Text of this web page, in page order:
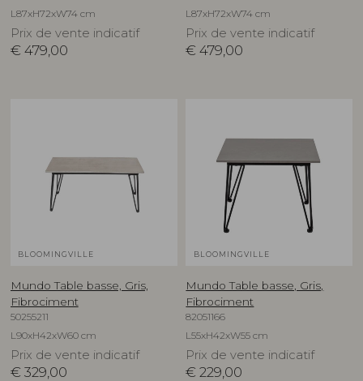
L87xH72xW74 cm
Prix de vente indicatif
€ 479,00
L87xH72xW74 cm
Prix de vente indicatif
€ 479,00
BLOOMINGVILLE
Mundo Table basse, Gris,
Fibrociment
50255211
L90xH42xW60 cm
Prix de vente indicatif
€ 329,00
BLOOMINGVILLE
Mundo Table basse, Gris,
Fibrociment
82051166
L55xH42xW55 cm
Prix de vente indicatif
€ 229,00